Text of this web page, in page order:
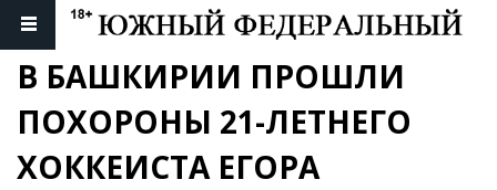
В БАШКИРИИ ПРОШЛИ
ПОХОРОНЫ 21-ЛЕТНЕГО
ХОККЕИСТА ЕГОРА